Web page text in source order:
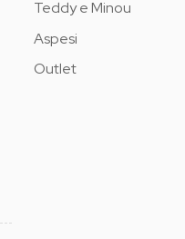
Teddy e Minou
Aspesi
Outlet